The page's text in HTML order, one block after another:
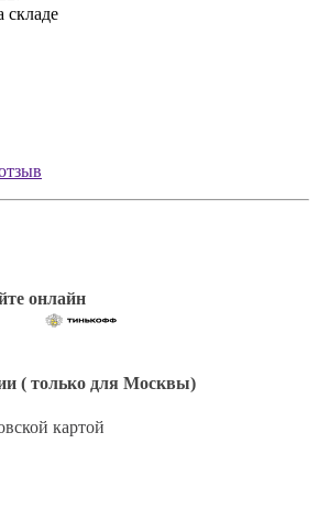
складе
онлайн
( только для Москвы)
картой